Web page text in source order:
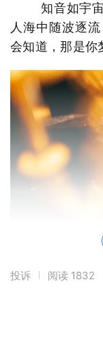
知音如宇宙
人海中随波逐
会知道，那是你
投诉 阅读 1832